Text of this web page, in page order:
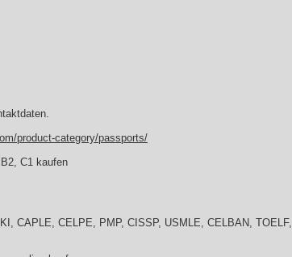
product-category/passports/
C1 kaufen
CAPLE, CELPE, PMP, CISSP, USMLE, CELBAN,